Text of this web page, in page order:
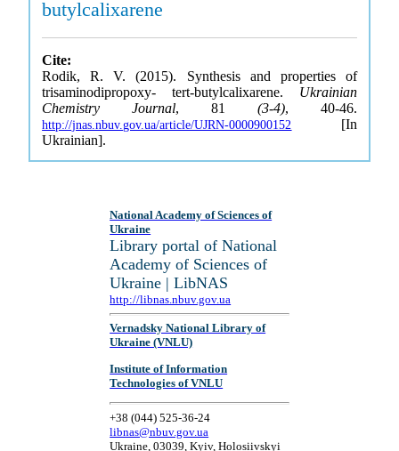
butylcalixarene
Cite:
Rodik, R. V. (2015). Synthesis and properties of
trisaminodipropoxy- tert-butylcalixarene. Ukrainian
Chemistry Journal, 81 (3-4), 40-46.
http://jnas.nbuv.gov.ua/article/UJRN-0000900152 [In
Ukrainian].
National Academy of Sciences of
Ukraine
Library portal of National
Academy of Sciences of
Ukraine | LibNAS
http://libnas.nbuv.gov.ua
Vernadsky National Library of
Ukraine (VNLU)
Institute of Information
Technologies of VNLU
+38 (044) 525-36-24
libnas@nbuv.gov.ua
Ukraine, 03039, Kyiv, Holosiivskyi